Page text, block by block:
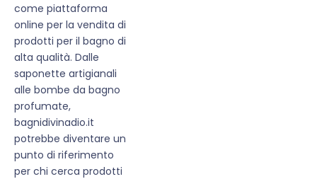
come piattaforma
online per la vendita di
prodotti per il bagno di
alta qualità. Dalle
saponette artigianali
alle bombe da bagno
profumate,
bagnidivinadio.it
potrebbe diventare un
punto di riferimento
per chi cerca prodotti